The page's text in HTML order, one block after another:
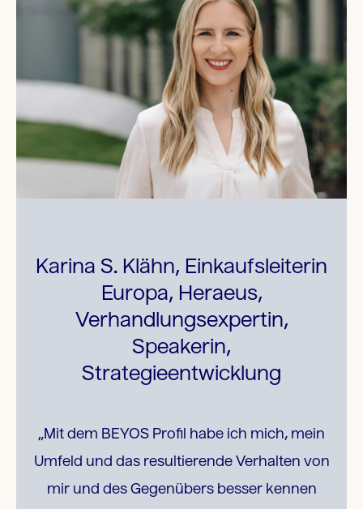
Karina S. Klähn, Einkaufsleiterin
Europa, Heraeus,
Verhandlungsexpertin,
Speakerin,
Strategieentwicklung
„Mit dem BEYOS Profil habe ich mich, mein
Umfeld und das resultierende Verhalten von
mir und des Gegenübers besser kennen